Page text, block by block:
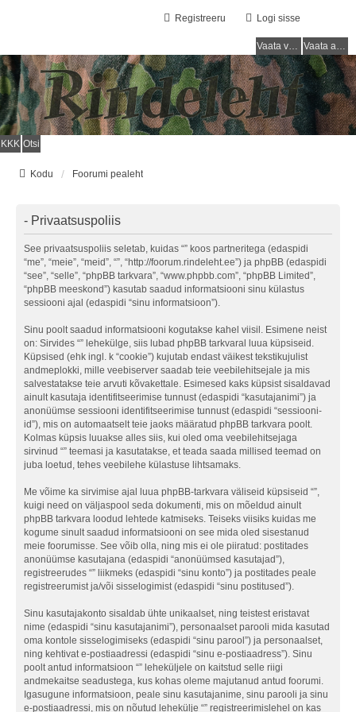
Logi sisse
Registreeru
Vaata vastamata teemasi Vaata aktiivseid teemasid
KKK Otsi
Kodu Foorumi pealeht
- Privaatsuspoliis
See privaatsuspoliis seletab, kuidas “” koos partneritega (edaspidi
“me”, “meie”, “meid”, “”, “http://foorum.rindeleht.ee”) ja phpBB (edaspidi
“see”, “selle”, “phpBB tarkvara”, “www.phpbb.com”, “phpBB Limited”,
“phpBB meeskond”) kasutab saadud informatsiooni sinu külastus
sessiooni ajal (edaspidi “sinu informatsioon”).
Sinu poolt saadud informatsiooni kogutakse kahel viisil. Esimene neist
on: Sirvides “” lehekülge, siis lubad phpBB tarkvaral luua küpsiseid.
Küpsised (ehk ingl. k “cookie”) kujutab endast väikest tekstikujulist
andmeplokki, mille veebiserver saadab teie veebilehitsejale ja mis
salvestatakse teie arvuti kõvakettale. Esimesed kaks küpsist sisaldavad
ainult kasutaja identifitseerimise tunnust (edaspidi “kasutajanimi”) ja
anonüümse sessiooni identifitseerimise tunnust (edaspidi “sessiooni-
id”), mis on automaatselt teie jaoks määratud phpBB tarkvara poolt.
Kolmas küpsis luuakse alles siis, kui oled oma veebilehitsejaga
sirvinud “” teemasi ja kasutatakse, et teada saada millised teemad on
juba loetud, tehes veebilehe külastuse lihtsamaks.
Me võime ka sirvimise ajal luua phpBB-tarkvara väliseid küpsiseid “”,
kuigi need on väljaspool seda dokumenti, mis on mõeldud ainult
phpBB tarkvara loodud lehtede katmiseks. Teiseks viisiks kuidas me
kogume sinult saadud informatsiooni on see mida oled sisestanud
meie foorumisse. See võib olla, ning mis ei ole piiratud: postitades
anonüümse kasutajana (edaspidi “anonüümsed kasutajad”),
registreerudes “” liikmeks (edaspidi “sinu konto”) ja postitades peale
registreerumist ja/või sisselogimist (edaspidi “sinu postitused”).
Sinu kasutajakonto sisaldab ühte unikaalset, ning teistest eristavat
nime (edaspidi “sinu kasutajanimi”), personaalset parooli mida kasutad
oma kontole sisselogimiseks (edaspidi “sinu parool”) ja personaalset,
ning kehtivat e-postiaadressi (edaspidi “sinu e-postiaadress”). Sinu
poolt antud informatsioon “” leheküljele on kaitstud selle riigi
andmekaitse seadustega, kus kohas oleme majutanud antud foorumi.
Igasugune informatsioon, peale sinu kasutajanime, sinu parooli ja sinu
e-postiaadressi, mis on nõutud lehekülje “” registreerimislehel on kas